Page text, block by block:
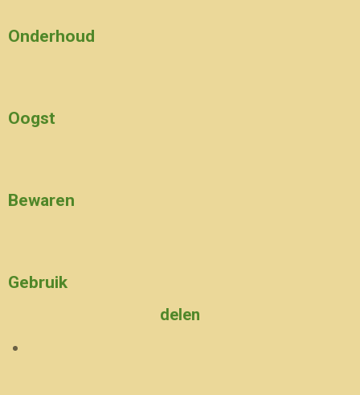
Onderhoud
Oogst
Bewaren
Gebruik
delen